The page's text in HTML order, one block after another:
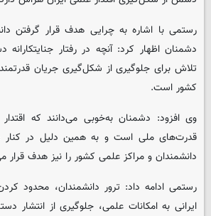
رستمی با اشاره به چرایی هدف قرار گرفتن
دشمنان اظهار کرد: آنچه در رفتار
تلاش برای جلوگیری از شکل‌گیری جریان
کشور است.
وی افزود: دشمنان به‌خوبی می‌دانند که
قدرت‌های ملی است و به همین دلیل در کنار
دانشمندان و مراکز علمی کشور را نیز هدف قرار
رستمی ادامه داد: ترور دانشمندان، محدود
ایرانی به امکانات علمی، جلوگیری از انتشار